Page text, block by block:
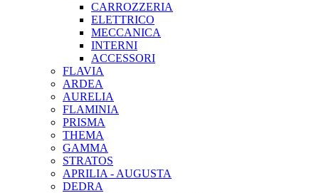
CARROZZERIA
ELETTRICO
MECCANICA
INTERNI
ACCESSORI
FLAVIA
ARDEA
AURELIA
FLAMINIA
PRISMA
THEMA
GAMMA
STRATOS
APRILIA - AUGUSTA
DEDRA